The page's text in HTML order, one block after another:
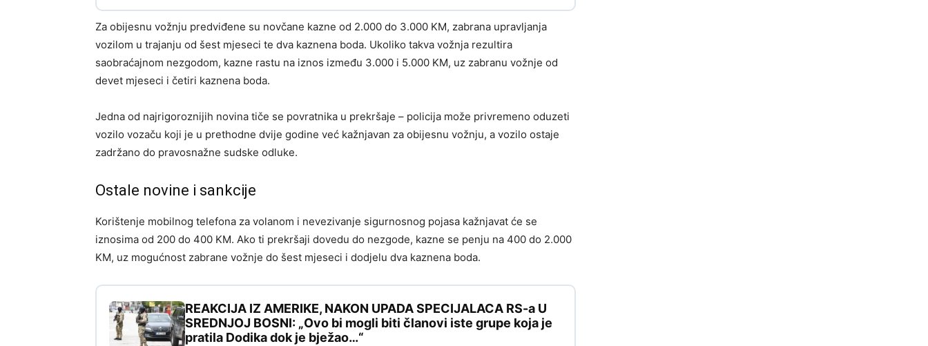
Za obijesnu vožnju predviđene su novčane kazne od 2.000 do 3.000 KM, zabrana upravljanja
vozilom u trajanju od šest mjeseci te dva kaznena boda. Ukoliko takva vožnja rezultira
saobraćajnom nezgodom, kazne rastu na iznos između 3.000 i 5.000 KM, uz zabranu vožnje od
devet mjeseci i četiri kaznena boda.
Jedna od najrigoroznijih novina tiče se povratnika u prekršaje – policija može privremeno oduzeti
vozilo vozaču koji je u prethodne dvije godine već kažnjavan za obijesnu vožnju, a vozilo ostaje
zadržano do pravosnažne sudske odluke.
Ostale novine i sankcije
Korištenje mobilnog telefona za volanom i nevezivanje sigurnosnog pojasa kažnjavat će se
iznosima od 200 do 400 KM. Ako ti prekršaji dovedu do nezgode, kazne se penju na 400 do 2.000
KM, uz mogućnost zabrane vožnje do šest mjeseci i dodjelu dva kaznena boda.
REAKCIJA IZ AMERIKE, NAKON UPADA SPECIJALACA RS-a U
SREDNJOJ BOSNI: „Ovo bi mogli biti članovi iste grupe koja je
pratila Dodika dok je bježao…“